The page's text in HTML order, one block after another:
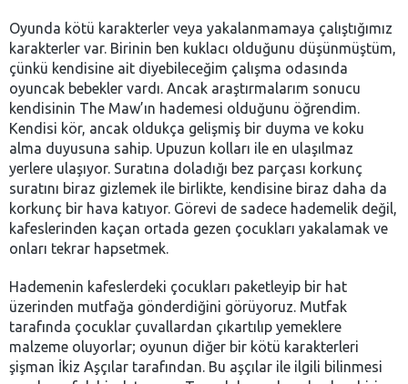
Oyunda kötü karakterler veya yakalanmamaya çalıştığımız
karakterler var. Birinin ben kuklacı olduğunu düşünmüştüm,
çünkü kendisine ait diyebileceğim çalışma odasında
oyuncak bebekler vardı. Ancak araştırmalarım sonucu
kendisinin The Maw’ın hademesi olduğunu öğrendim.
Kendisi kör, ancak oldukça gelişmiş bir duyma ve koku
alma duyusuna sahip. Upuzun kolları ile en ulaşılmaz
yerlere ulaşıyor. Suratına doladığı bez parçası korkunç
suratını biraz gizlemek ile birlikte, kendisine biraz daha da
korkunç bir hava katıyor. Görevi de sadece hademelik değil,
kafeslerinden kaçan ortada gezen çocukları yakalamak ve
onları tekrar hapsetmek.
Hademenin kafeslerdeki çocukları paketleyip bir hat
üzerinden mutfağa gönderdiğini görüyoruz. Mutfak
tarafında çocuklar çuvallardan çıkartılıp yemeklere
malzeme oluyorlar; oyunun diğer bir kötü karakterleri
şişman İkiz Aşçılar tarafından. Bu aşçılar ile ilgili bilinmesi